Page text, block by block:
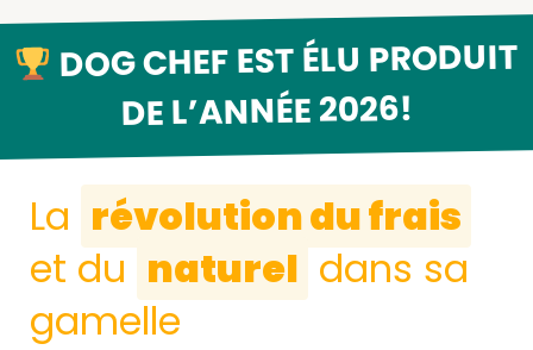
DOG CHEF EST ÉLU PRODUIT
DE L’ANNÉE 2026!
La révolution du frais
et du naturel dans sa
gamelle